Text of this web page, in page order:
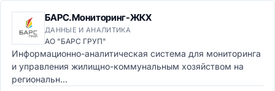
БАРС.Мониторинг-ЖКХ
ДАННЫЕ И АНАЛИТИКА
АО "БАРС ГРУП"
Информационно-аналитическая система для мониторинга
и управления жилищно-коммунальным хозяйством на
региональн...